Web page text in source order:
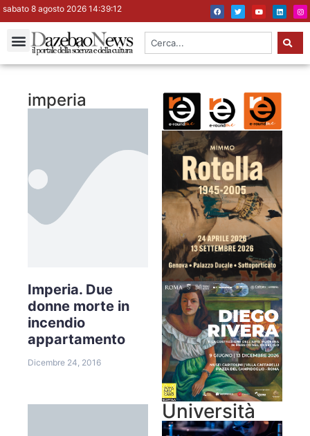
sabato 8 agosto 2026 14:39:12
imperia
Imperia. Due
donne morte in
incendio
appartamento
Dicembre 24, 2016
Università